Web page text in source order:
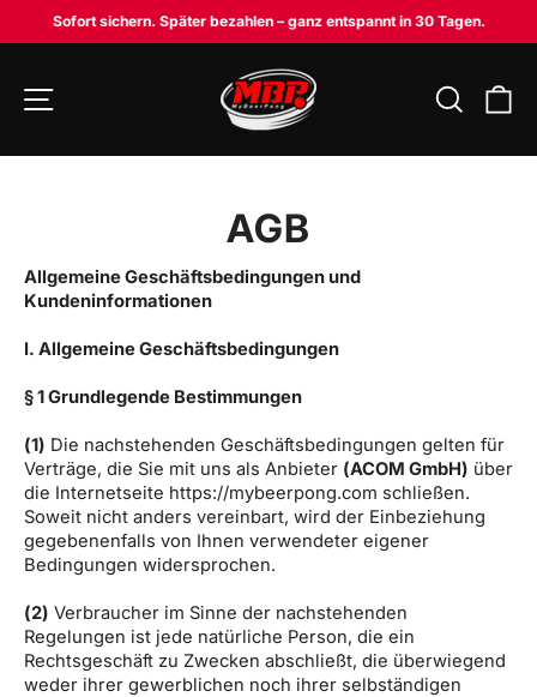
Direkt
Pause
Diashow
Sofort sichern. Später bezahlen – ganz entspannt in 30 Tagen.
Suche
AGB
Allgemeine Geschäftsbedingungen und
Kundeninformationen
I. Allgemeine Geschäftsbedingungen
§ 1 Grundlegende Bestimmungen
(1) Die nachstehenden Geschäftsbedingungen gelten für
Verträge, die Sie mit uns als Anbieter (ACOM GmbH) über
die Internetseite https://mybeerpong.com schließen.
Soweit nicht anders vereinbart, wird der Einbeziehung
gegebenenfalls von Ihnen verwendeter eigener
Bedingungen widersprochen.
(2) Verbraucher im Sinne der nachstehenden
Regelungen ist jede natürliche Person, die ein
Rechtsgeschäft zu Zwecken abschließt, die überwiegend
weder ihrer gewerblichen noch ihrer selbständigen